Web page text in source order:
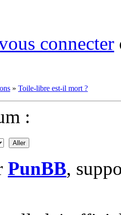
connecter
» Toile-libre est-il mort ?
:
PunBB,